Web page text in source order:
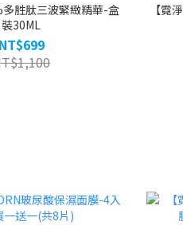
多胜肽三波緊緻精華-盒
裝30ML
NT$699
【霓